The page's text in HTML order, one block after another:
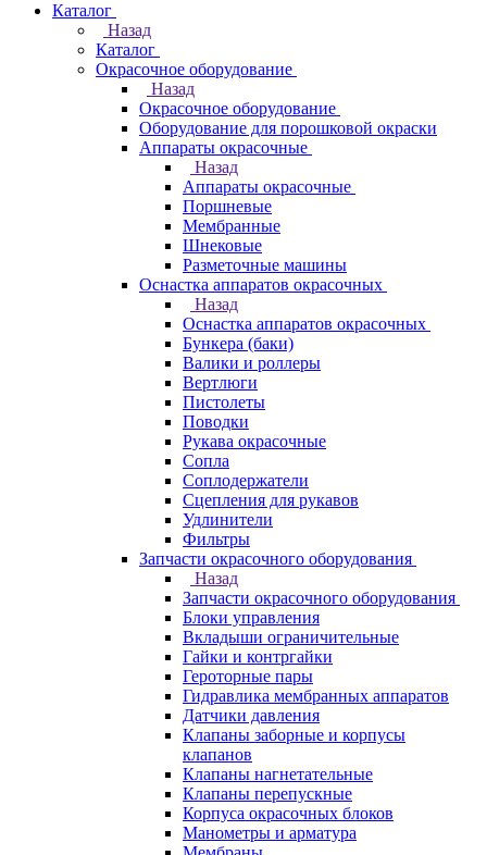
Каталог
Назад
Каталог
Окрасочное оборудование
Назад
Окрасочное оборудование
Оборудование для порошковой окраски
Аппараты окрасочные
Назад
Аппараты окрасочные
Поршневые
Мембранные
Шнековые
Разметочные машины
Оснастка аппаратов окрасочных
Назад
Оснастка аппаратов окрасочных
Бункера (баки)
Валики и роллеры
Вертлюги
Пистолеты
Поводки
Рукава окрасочные
Сопла
Соплодержатели
Сцепления для рукавов
Удлинители
Фильтры
Запчасти окрасочного оборудования
Назад
Запчасти окрасочного оборудования
Блоки управления
Вкладыши ограничительные
Гайки и контргайки
Героторные пары
Гидравлика мембранных аппаратов
Датчики давления
Клапаны заборные и корпусы
клапанов
Клапаны нагнетательные
Клапаны перепускные
Корпуса окрасочных блоков
Манометры и арматура